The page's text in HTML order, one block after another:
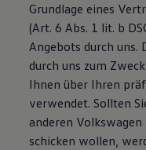
Grundlage eines
(Art. 6 Abs. 1 lit. b
Angebots durch
durch uns zum
Ihnen über Ihren
verwendet. Sollten
anderen
schicken wollen,